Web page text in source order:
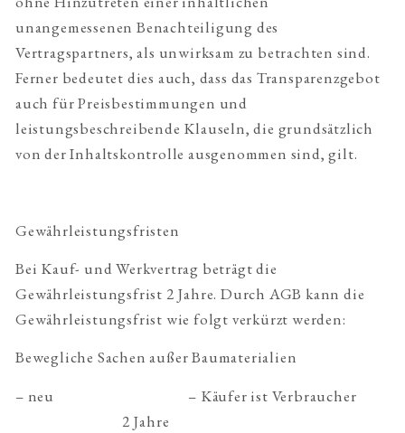
unangemessenen Benachteiligung des
Vertragspartners, als unwirksam zu betrachten sind.
Ferner bedeutet dies auch, dass das Transparenzgebot
auch für Preisbestimmungen und
leistungsbeschreibende Klauseln, die grundsätzlich
von der Inhaltskontrolle ausgenommen sind, gilt.
Gewährleistungsfristen
Bei Kauf- und Werkvertrag beträgt die
Gewährleistungsfrist 2 Jahre. Durch AGB kann die
Gewährleistungsfrist wie folgt verkürzt werden:
Bewegliche Sachen außer Baumaterialien
– neu – Käufer ist Verbraucher
2 Jahre